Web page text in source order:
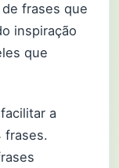
frases que
inspiração
que
a
frases.